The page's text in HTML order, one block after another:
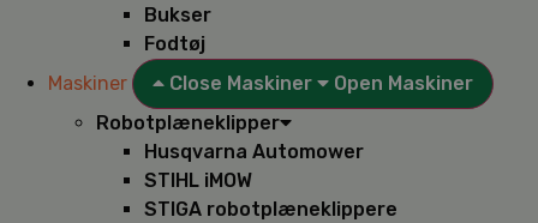
Bukser
Fodtøj
Maskiner
Close Maskiner
Open Maskiner
Robotplæneklipper
Husqvarna Automower
STIHL iMOW
STIGA robotplæneklippere